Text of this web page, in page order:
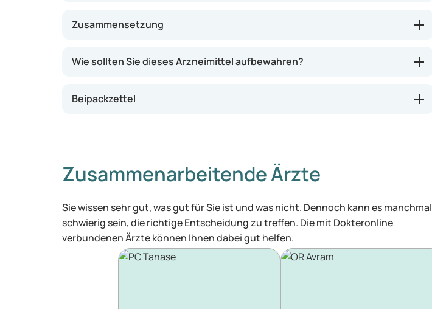
Zusammensetzung
Wie sollten Sie dieses Arzneimittel aufbewahren?
Beipackzettel
Zusammenarbeitende Ärzte
Sie wissen sehr gut, was gut für Sie ist und was nicht. Dennoch kann es manchmal
schwierig sein, die richtige Entscheidung zu treffen. Die mit Dokteronline
verbundenen Ärzte können Ihnen dabei gut helfen.